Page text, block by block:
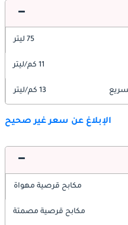
75 ليتر
11 كم/ليتر
13 كم/ليتر
الإبلاغ عن سعر غير صحيح
مكابح قرصية مهواة
مكابح قرصية مصمتة